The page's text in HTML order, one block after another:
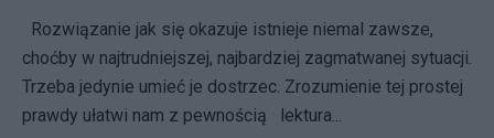
Rozwiązanie jak się okazuje istnieje niemal zawsze,
choćby w najtrudniejszej, najbardziej zagmatwanej sytuacji.
Trzeba jedynie umieć je dostrzec. Zrozumienie tej prostej
prawdy ułatwi nam z pewnością lektura...